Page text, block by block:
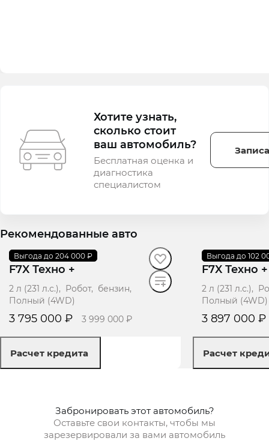
Хотите узнать,
сколько стоит
ваш автомобиль?
Бесплатная оценка и
диагностика
специалистом
Рекомендованные авто
Выгода до 204 000 ₽
В наличии·авто
F7X Техно +
2 л (231 л.с.), Робот, бензин,
Полный (4WD)
3 795 000 ₽ 3 999 000 ₽
Расчет кредита
Выгода до 102
В наличии·
F7X Техно +
2 л (231 л.с.),
Полный (4WD)
3 897 000 ₽
Расчет
Забронировать этот автомобиль?
Оставьте свои контакты, чтобы мы
зарезервировали за вами автомобиль